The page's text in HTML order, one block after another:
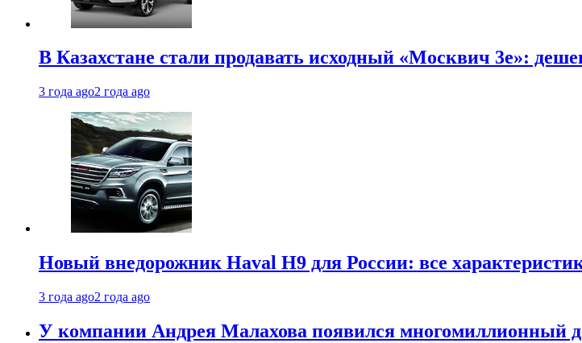
В Казахстане стали продавать исходный «Москвич 3e»:
3 года ago2 года ago
Новый внедорожник Haval H9 для России: все
3 года ago2 года ago
У компании Андрея Малахова появился многомиллионный